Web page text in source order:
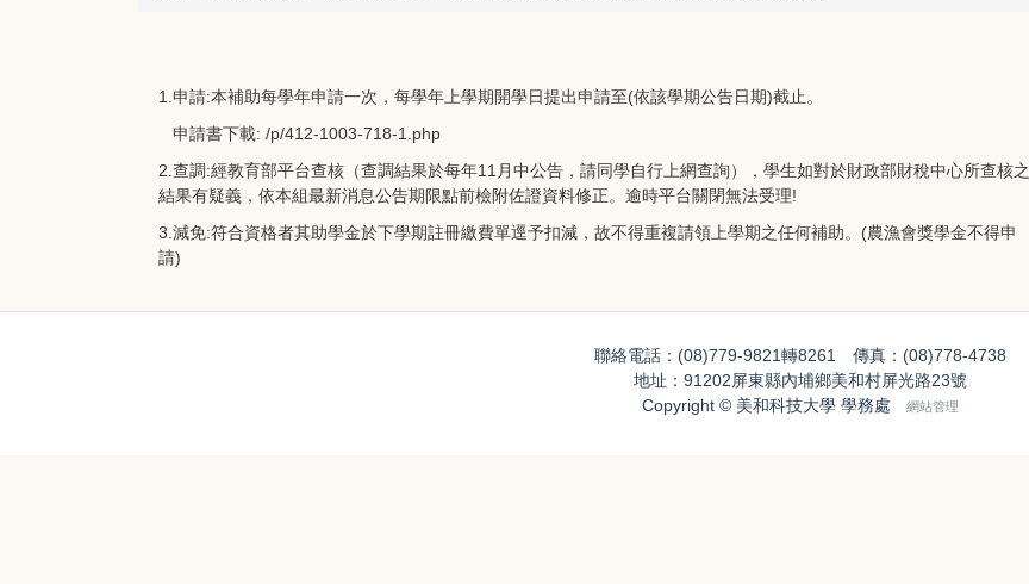
1.申請:本補助每學年申請一次，每學年上學期開學日提出申請至(依該學期公告日期)截止。
申請書下載: /p/412-1003-718-1.php
2.查調:經教育部平台查核（查調結果於每年11月中公告，請同學自行上網查詢），學生如對於財政部財稅中心所查核之
結果有疑義，依本組最新消息公告期限點前檢附佐證資料修正。逾時平台關閉無法受理!
3.減免:符合資格者其助學金於下學期註冊繳費單逕予扣減，故不得重複請領上學期之任何補助。(農漁會獎學金不得申
請)
聯絡電話：(08)779-9821轉8261 傳真：(08)778-4738
地址：91202屏東縣內埔鄉美和村屏光路23號
Copyright © 美和科技大學 學務處
網站管理